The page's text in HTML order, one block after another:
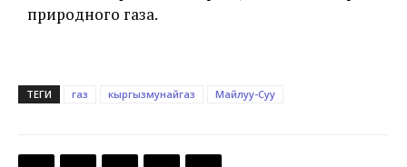
природного газа.
ТЕГИ газ кыргызмунайгаз Майлуу-Суу